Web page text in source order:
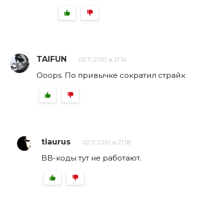
TAIFUN 02.11.2010 в 21:14
Ooops. По привычке сократил страйк
tiaurus 02.11.2010 в 21:18
BB-коды тут не работают.